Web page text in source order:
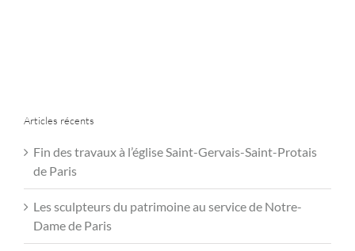
Articles récents
Fin des travaux à l’église Saint-Gervais-Saint-Protais
de Paris
Les sculpteurs du patrimoine au service de Notre-
Dame de Paris